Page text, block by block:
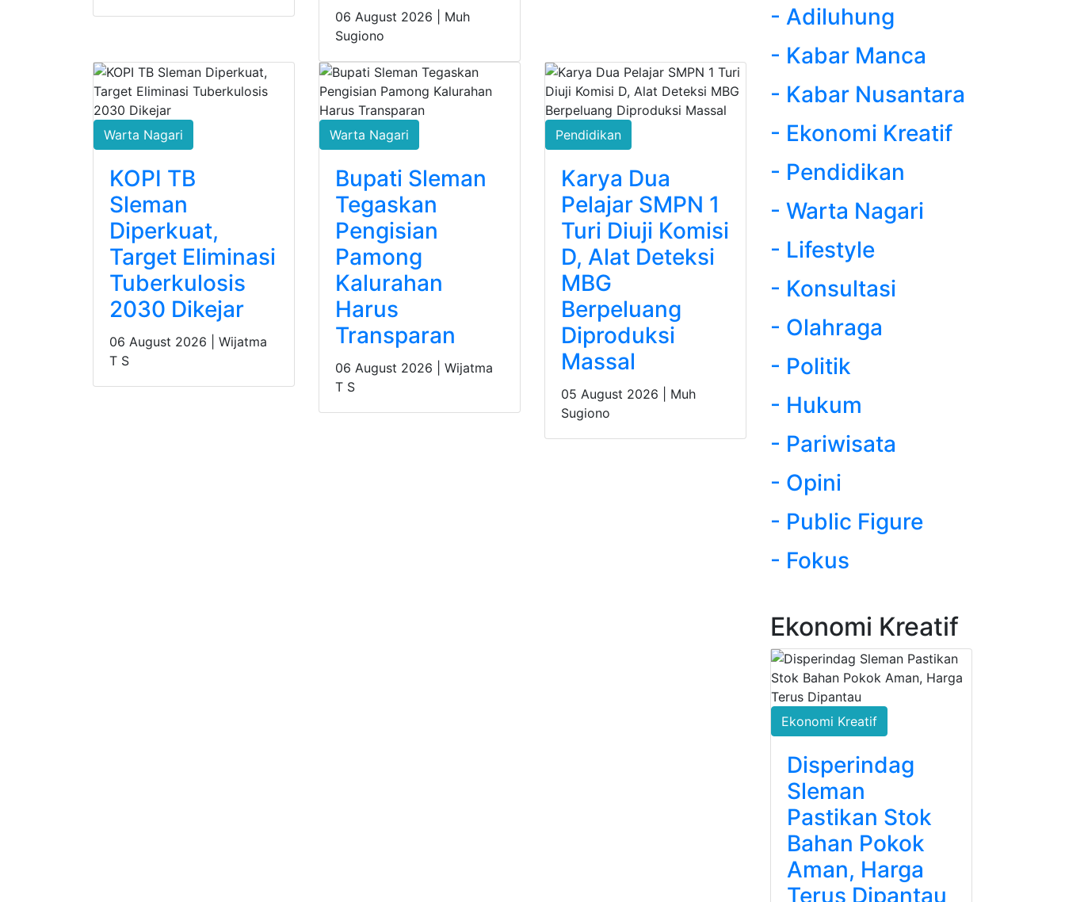
06 August 2026 | Muh
Sugiono
Warta Nagari
KOPI TB
Sleman
Diperkuat,
Target Eliminasi
Tuberkulosis
2030 Dikejar
06 August 2026 | Wijatma
T S
Warta Nagari
Bupati Sleman
Tegaskan
Pengisian
Pamong
Kalurahan
Harus
Transparan
06 August 2026 | Wijatma
T S
Pendidikan
Karya Dua
Pelajar SMPN 1
Turi Diuji Komisi
D, Alat Deteksi
MBG
Berpeluang
Diproduksi
Massal
05 August 2026 | Muh
Sugiono
- Adiluhung
- Kabar Manca
- Kabar Nusantara
- Ekonomi Kreatif
- Pendidikan
- Warta Nagari
- Lifestyle
- Konsultasi
- Olahraga
- Politik
- Hukum
- Pariwisata
- Opini
- Public Figure
- Fokus
Ekonomi Kreatif
Ekonomi Kreatif
Disperindag
Sleman
Pastikan Stok
Bahan Pokok
Aman, Harga
Terus Dipantau